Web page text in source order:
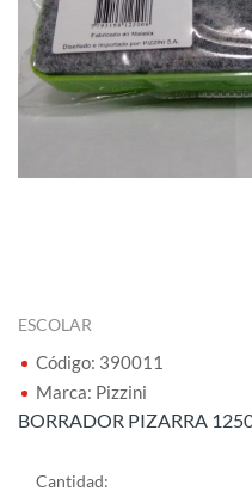
ESCOLAR
Código: 390011
Marca: Pizzini
BORRADOR PIZARRA
Cantidad: